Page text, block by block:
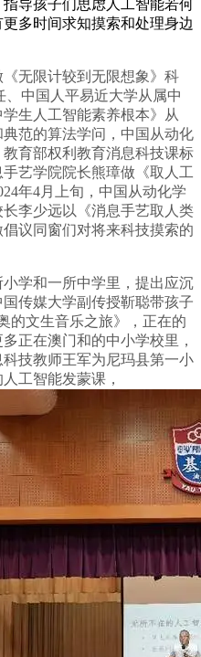
导孩子们思虑人工智能若何
多时间求知摸索和处理身边
无限计较到无限想象》科
中国人平易近大学从属中
生人工智能素养根本》从
范的算法学问，中国从动化
育部权利教育消息科技课标
艺学院院长熊璋做《取人工
年4月上旬，中国从动化学
李少远以《消息手艺取人类
议同窗们对将来科技摸索的
学和一所中学里，提出应沉
传媒大学副传授靳聪带孩子
文生音乐之旅》，正在的
正在澳门和的中小学校里，
技教师王军为尼玛县第一小
工智能发蒙课，